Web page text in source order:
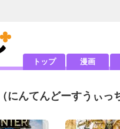
トップ 漫画
（にんてんどーすうぃっ